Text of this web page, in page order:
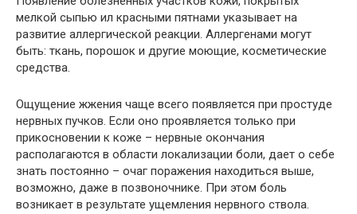
мелкой сыпью ил красными пятнами указывает на
развитие аллергической реакции. Аллергенами могут
быть: ткань, порошок и другие моющие, косметические
средства.
Ощущение жжения чаще всего появляется при простуде
нервных пучков. Если оно проявляется только при
прикосновении к коже – нервные окончания
располагаются в области локализации боли, дает о себе
знать постоянно – очаг поражения находиться выше,
возможно, даже в позвоночнике. При этом боль
возникает в результате ущемления нервного ствола.